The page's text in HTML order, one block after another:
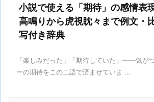
小説で使える「期待」の感情表
高鳴りから虎視眈々まで例文・
写付き辞典
「楽しみだった」「期待していた」——気が
ーの期待をこの二語で済ませていま ...